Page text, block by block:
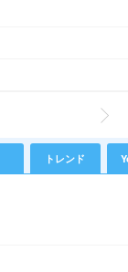
トレンド